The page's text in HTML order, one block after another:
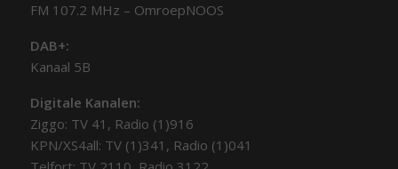
FM 107.2 MHz – OmroepNOOS
DAB+:
Kanaal 5B
Digitale Kanalen:
Ziggo: TV 41, Radio (1)916
KPN/XS4all: TV (1)341, Radio (1)041